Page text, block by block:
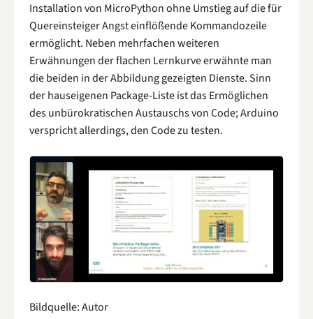
Installation von MicroPython ohne Umstieg auf die für
Quereinsteiger Angst einflößende Kommandozeile
ermöglicht. Neben mehrfachen weiteren
Erwähnungen der flachen Lernkurve erwähnte man
die beiden in der Abbildung gezeigten Dienste. Sinn
der hauseigenen Package-Liste ist das Ermöglichen
des unbürokratischen Austauschs von Code; Arduino
verspricht allerdings, den Code zu testen.
Bildquelle: Autor